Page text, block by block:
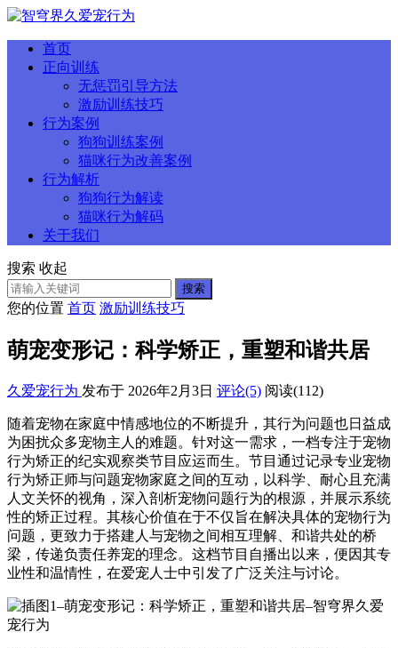
首页
正向训练
无惩罚引导方法
激励训练技巧
行为案例
狗狗训练案例
猫咪行为改善案例
行为解析
狗狗行为解读
猫咪行为解码
关于我们
搜索 收起
搜索
您的位置 首页 激励训练技巧
萌宠变形记：科学矫正，重塑和谐共居
久爱宠行为 发布于 2026年2月3日 评论(5) 阅读(112)
随着宠物在家庭中情感地位的不断提升，其行为问题也日益成
为困扰众多宠物主人的难题。针对这一需求，一档专注于宠物
行为矫正的纪实观察类节目应运而生。节目通过记录专业宠物
行为矫正师与问题宠物家庭之间的互动，以科学、耐心且充满
人文关怀的视角，深入剖析宠物问题行为的根源，并展示系统
性的矫正过程。其核心价值在于不仅旨在解决具体的宠物行为
问题，更致力于搭建人与宠物之间相互理解、和谐共处的桥
梁，传递负责任养宠的理念。这档节目自播出以来，便因其专
业性和温情性，在爱宠人士中引发了广泛关注与讨论。